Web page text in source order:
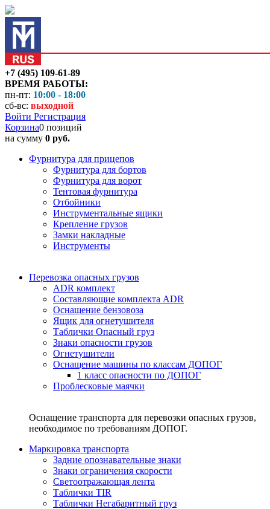
+7 (495) 109-61-89
ВРЕМЯ РАБОТЫ:
пн-пт: 10:00 - 18:00
сб-вс: выходной
Войти Регистрация
Корзина0 позиций
на сумму 0 руб.
Фурнитура для прицепов
Фурнитура для бортов
Фурнитура для ворот
Тентовая фурнитура
Отбойники
Инструментальные ящики
Крепление грузов
Замки накладные
Инструменты
Перевозка опасных грузов
ADR комплект
Составляющие комплекта ADR
Оснащение бензовоза
Ящик для огнетушителя
Таблички Опасный груз
Знаки опасности грузов
Огнетушители
Оснащение машины по классам ДОПОГ
1 класс опасности по ДОПОГ
Проблесковые маячки
Оснащение транспорта для перевозки опасных грузов,
необходимое по требованиям ДОПОГ.
Маркировка транспорта
Задние опознавательные знаки
Знаки ограничения скорости
Светоотражающая лента
Таблички TIR
Таблички Негабаритный груз